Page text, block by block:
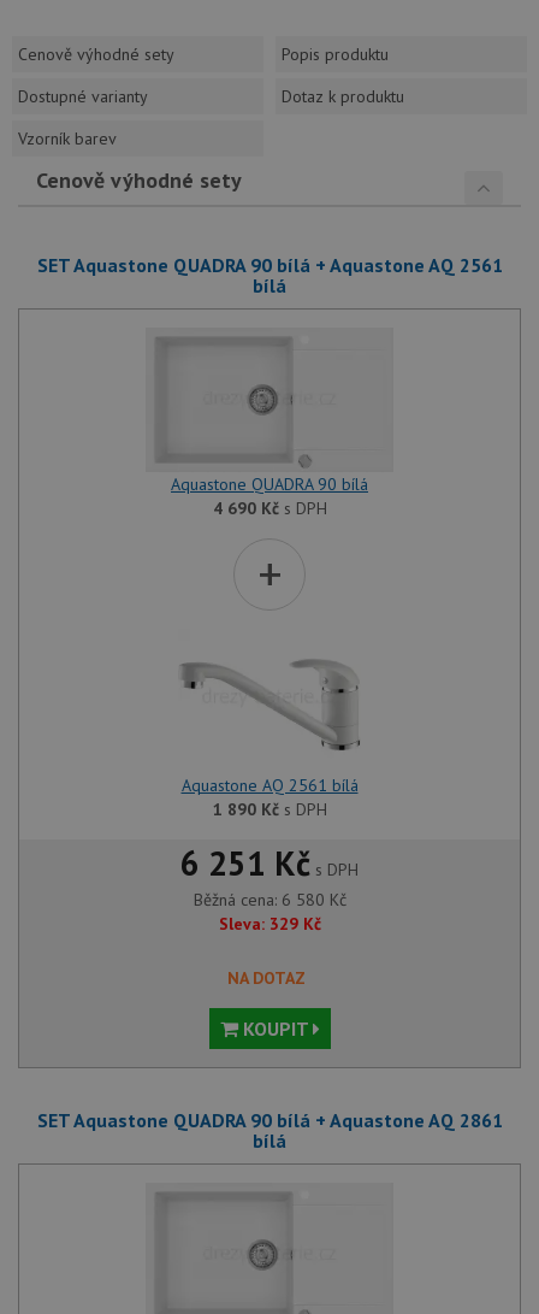
Cenově výhodné sety
Popis produktu
Dostupné varianty
Dotaz k produktu
Vzorník barev
Cenově výhodné sety
SET Aquastone QUADRA 90 bílá + Aquastone AQ 2561
bílá
Aquastone QUADRA 90 bílá
4 690 Kčs DPH
+
Aquastone AQ 2561 bílá
1 890 Kčs DPH
6 251 Kč s DPH
Běžná cena: 6 580 Kč
Sleva: 329 Kč
NA DOTAZ
KOUPIT
SET Aquastone QUADRA 90 bílá + Aquastone AQ 2861
bílá